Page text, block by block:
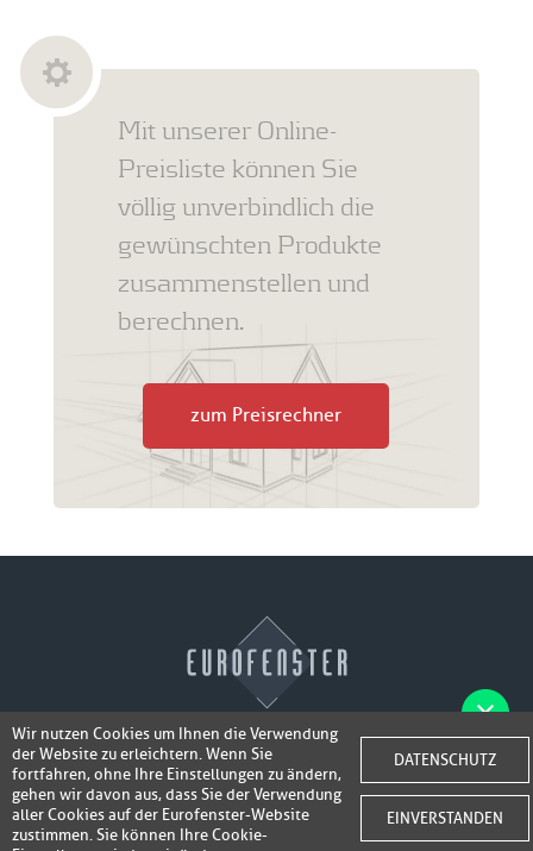
Wir nutzen Cookies um Ihnen die Verwendung
der Website zu erleichtern. Wenn Sie
fortfahren, ohne Ihre Einstellungen zu ändern,
gehen wir davon aus, dass Sie der Verwendung
aller Cookies auf der Eurofenster-Website
zustimmen. Sie können Ihre Cookie-
DATENSCHUTZ
EINVERSTANDEN
Fotos der Fenster/Elemente per WhatsApp
senden und ein Super-Angebotinkl. 50,-
bis 100,- EURGutschrift erhalten!
Mit unserer Online-
Preisliste können Sie
völlig unverbindlich die
gewünschten Produkte
zusammenstellen und
berechnen.
zum Preisrechner
© 2026 Eurofenster
Webdesign byWebidea Advance